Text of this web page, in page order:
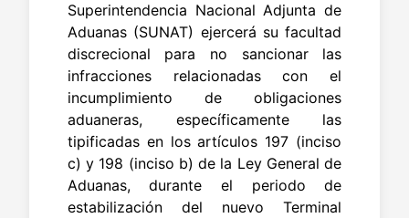
Superintendencia Nacional Adjunta de
Aduanas (SUNAT) ejercerá su facultad
discrecional para no sancionar las
infracciones relacionadas con el
incumplimiento de obligaciones
aduaneras, específicamente las
tipificadas en los artículos 197 (inciso
c) y 198 (inciso b) de la Ley General de
Aduanas, durante el periodo de
estabilización del nuevo Terminal